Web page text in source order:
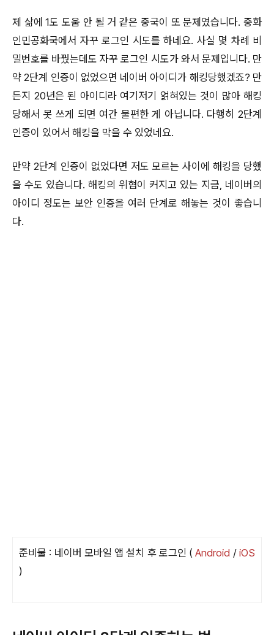
제 삶에 1도 도움 안 될 거 같은 중국이 또 문제였습니다. 중화
인민공화국에서 자꾸 로그인 시도를 하네요. 사실 몇 차례 비
밀번호를 바꿨는데도 자꾸 로그인 시도가 와서 문제입니다. 만
약 2단계 인증이 없었으면 네이버 아이디가 해킹당했겠죠? 만
든지 20년은 된 아이디라 여기저기 얽혀있는 것이 많아 해킹
당해서 못 쓰게 되면 여간 불편한 게 아닙니다. 다행히 2단계
인증이 있어서 해킹을 막을 수 있었네요.
만약 2단계 인증이 없었다면 저도 모르는 사이에 해킹을 당했
을 수도 있습니다. 해킹의 위협이 커지고 있는 지금, 네이버의
아이디 정도는 보안 인증을 여러 단계로 해놓는 것이 좋습니
다.
준비물 : 네이버 모바일 앱 설치 후 로그인 (Android /iOS
)